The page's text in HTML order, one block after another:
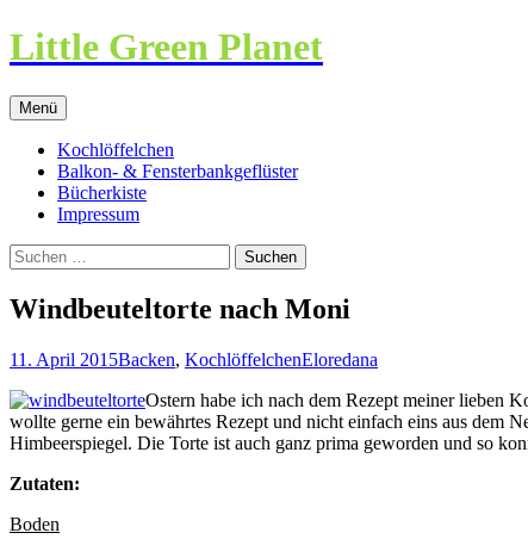
Little Green Planet
Menü Zum
Inhalt
springen
Kochlöffelchen
Balkon- & Fensterbankgeflüster
Bücherkiste
Impressum
Suchen
nach:
Windbeuteltorte nach Moni
11. April 2015Backen, KochlöffelchenEloredana
Ostern habe ich nach dem Rezept meiner lieben
wollte gerne ein bewährtes Rezept und nicht einfach eins aus dem
Himbeerspiegel. Die Torte ist auch ganz prima geworden und so
Zutaten:
Boden